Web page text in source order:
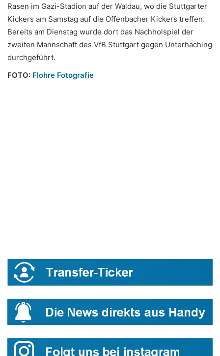
Rasen im Gazi-Stadion auf der Waldau, wo die Stuttgarter
Kickers am Samstag auf die Offenbacher Kickers treffen.
Bereits am Dienstag wurde dort das Nachholspiel der
zweiten Mannschaft des VfB Stuttgart gegen Unterhaching
durchgeführt.
FOTO: Flohre Fotografie